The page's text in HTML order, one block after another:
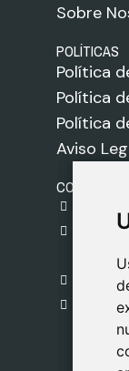
Sobre
POLÍTICAS
Política
Política
Política
Aviso
CONTACTO
C. del
Madrid
918
Lunes a
09:00 -